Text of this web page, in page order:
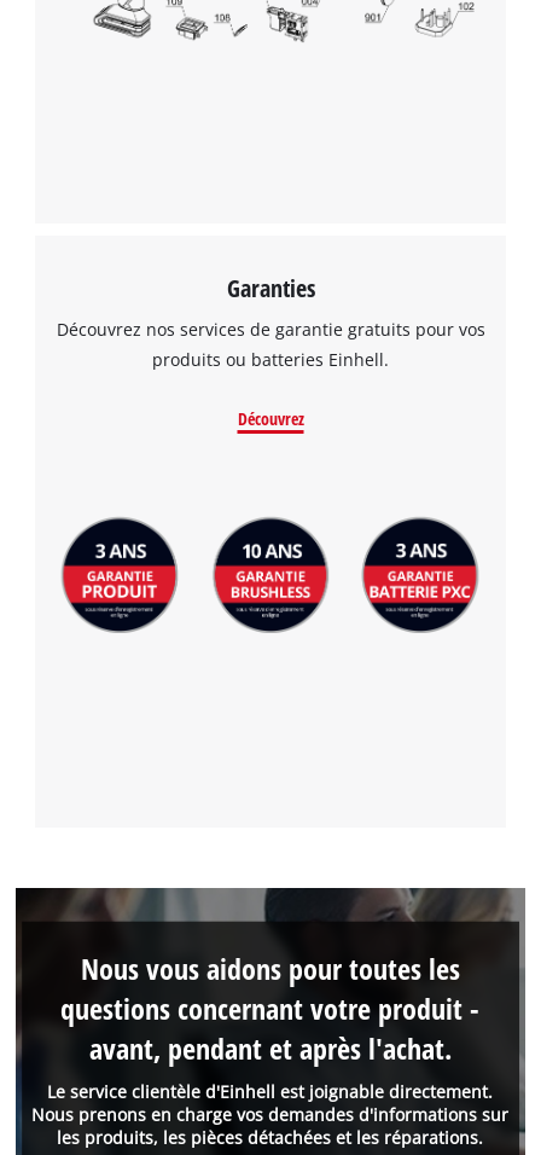
Garanties
Découvrez nos services de garantie gratuits pour vos
produits ou batteries Einhell.
Découvrez
Le service clientèle d'Einhell est joignable directement.
Nous prenons en charge vos demandes d'informations sur
les produits, les pièces détachées et les réparations.
Nous vous aidons pour toutes les
questions concernant votre produit -
avant, pendant et après l'achat.